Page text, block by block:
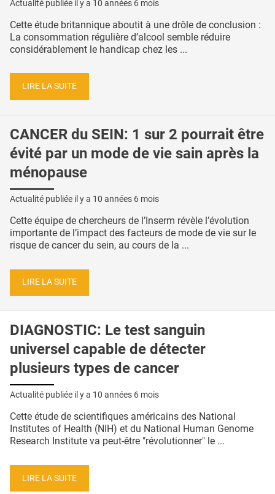
Actualité publiée il y a 10 années 6 mois
Cette étude britannique aboutit à une drôle de conclusion :
La consommation régulière d’alcool semble réduire
considérablement le handicap chez les ...
LIRE LA SUITE
CANCER du SEIN: 1 sur 2 pourrait être
évité par un mode de vie sain après la
ménopause
Actualité publiée il y a 10 années 6 mois
Cette équipe de chercheurs de l’Inserm révèle l’évolution
importante de l’impact des facteurs de mode de vie sur le
risque de cancer du sein, au cours de la ...
LIRE LA SUITE
DIAGNOSTIC: Le test sanguin
universel capable de détecter
plusieurs types de cancer
Actualité publiée il y a 10 années 6 mois
Cette étude de scientifiques américains des National
Institutes of Health (NIH) et du National Human Genome
Research Institute va peut-être "révolutionner" le ...
LIRE LA SUITE